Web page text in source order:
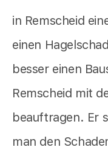
in Remscheid
einen
besser einen
Remscheid mit
beauftragen. Er
man den